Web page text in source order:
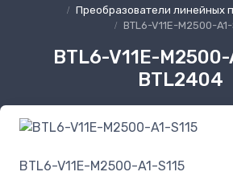
Преобразователи линейных
BTL6-V11E-M2500-A1-
BTL6-V11E-M2500-
BTL2404
BTL6-V11E-M2500-A1-S115